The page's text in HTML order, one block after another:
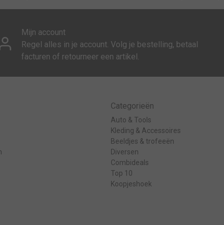
Mijn account
Regel alles in je account. Volg je bestelling, betaal
facturen of retourneer een artikel.
Categorieën
Auto & Tools
Kleding & Accessoires
Beeldjes & trofeeën
Diversen
Combideals
Top 10
Koopjeshoek